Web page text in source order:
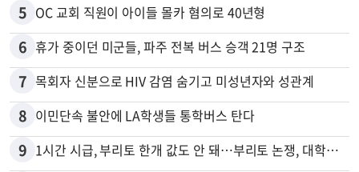
5 OC 교회 직원이 아이들 몰카 혐의로 40년형
6 휴가 중이던 미군들, 파주 전복 버스 승객 21명 구조
7 목회자 신분으로 HIV 감염 숨기고 미성년자와 성관계
8 이민단속 불안에 LA학생들 통학버스 탄다
9 1시간 시급, 부리토 한개 값도 안 돼…부리토 논쟁, 대학생들 하소연